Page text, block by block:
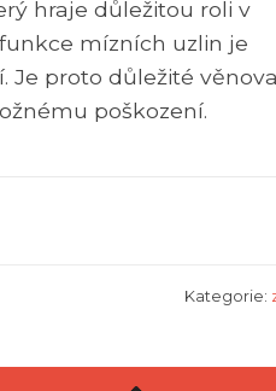
hraje důležitou roli v
mízních uzlin je
Je proto důležité
poškození.
Kategorie: